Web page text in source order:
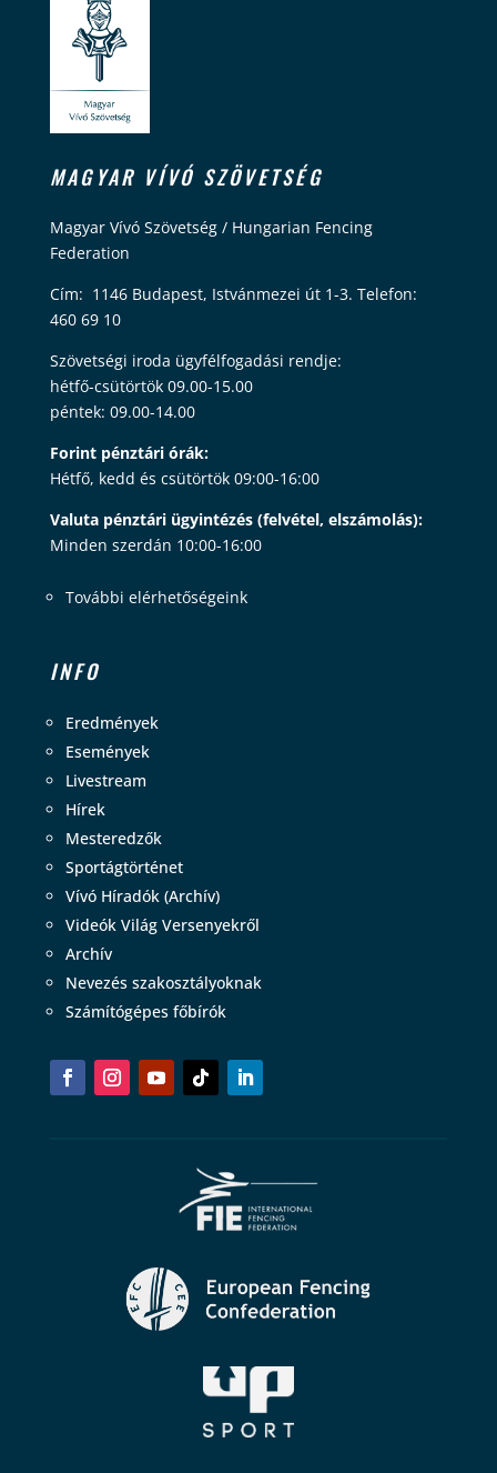
MAGYAR VÍVÓ SZÖVETSÉG
Magyar Vívó Szövetség / Hungarian Fencing
Federation
Cím: 1146 Budapest, Istvánmezei út 1-3. Telefon:
460 69 10
Szövetségi iroda ügyfélfogadási rendje:
hétfő-csütörtök 09.00-15.00
péntek: 09.00-14.00
Forint pénztári órák:
Hétfő, kedd és csütörtök 09:00-16:00
Valuta pénztári ügyintézés (felvétel, elszámolás):
Minden szerdán 10:00-16:00
További elérhetőségeink
INFO
Eredmények
Események
Livestream
Hírek
Mesteredzők
Sportágtörténet
Vívó Híradók (Archív)
Videók Világ Versenyekről
Archív
Nevezés szakosztályoknak
Számítógépes főbírók